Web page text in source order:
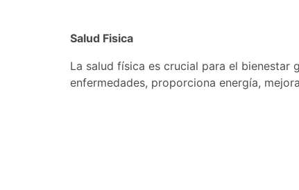
Salud Fisica
La salud física es crucial para el bienestar
enfermedades, proporciona energía,